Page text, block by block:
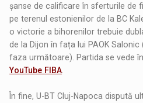
șanse de calificare în sferturile de
pe terenul estonienilor de la BC
o victorie a bihorenilor trebuie
de la Dijon în fața lui PAOK
faza următoare). Partida se vede
YouTube FIBA
În fine, U-BT Cluj-Napoca dispută